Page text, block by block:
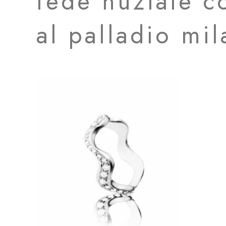
al palladio